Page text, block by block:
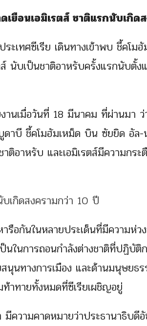
เยือนเอมิเรตส์ ชาติแรกนับเกิด
ะเทศซีเรีย เดินทางเข้าพบ ชี้คโ
นับเป็นชาติอาหรับครั้งแรกนับตั้ง
านเมื่อวันที่ 18 มีนาคม ที่ผ่านมา
าบี ชี้คโมฮัมเหม็ด บิน ซัยยิด อัล-
ติอาหรับ และเอมิเรตส์มีความกร
อกันในหลายประเด็นที่มีความห่ว
นในการถอนกำลังต่างชาติที่ปฏิบั
นุนทางการเมือง และด้านมนุษยธ
ท้าทายทั้งหมดที่ซีเรียเผชิญอยู่
ความคาดหมายว่าประธานาธิบดีอั